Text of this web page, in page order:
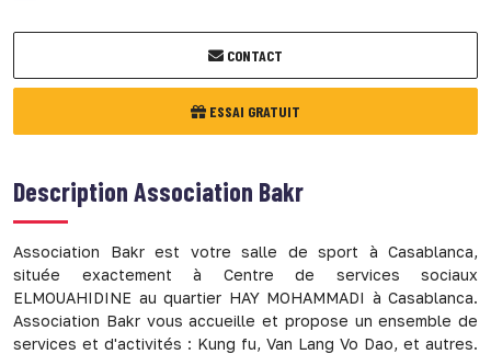
CONTACT
ESSAI GRATUIT
Description Association Bakr
Association Bakr est votre salle de sport à Casablanca,
située exactement à Centre de services sociaux
ELMOUAHIDINE au quartier HAY MOHAMMADI à Casablanca.
Association Bakr vous accueille et propose un ensemble de
services et d'activités : Kung fu, Van Lang Vo Dao, et autres.